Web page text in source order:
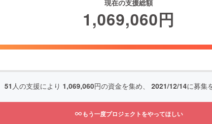
現在の支援総額
1,069,060円
51 人の支援により 1,069,060円の資金を集め、 2021/12/14に募集
もう一度プロジェクトをやってほしい